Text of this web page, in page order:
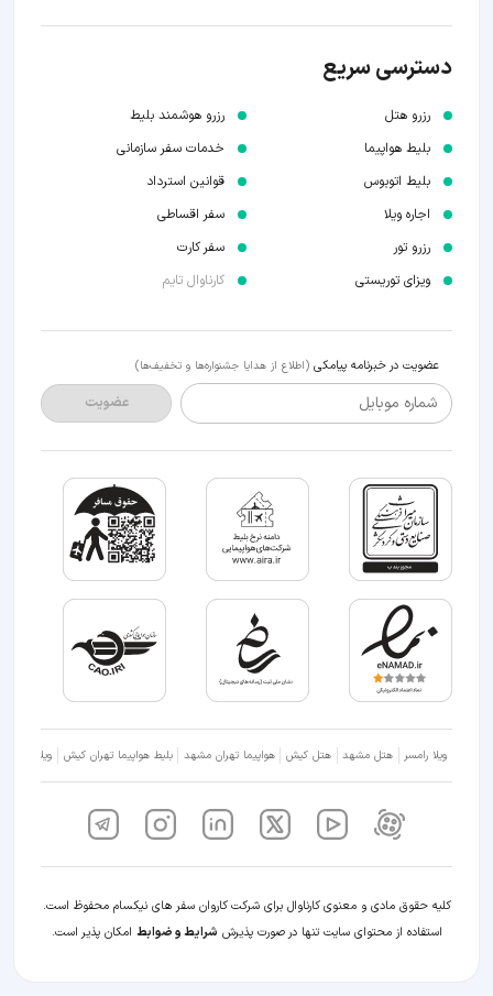
دسترسی سریع
رزرو هتل
بلیط هواپیما
بلیط اتوبوس
اجاره ویلا
رزرو تور
ویزای توریستی
رزرو هوشمند بلیط
خدمات سفر سازمانی
قوانین استرداد
سفر اقساطی
سفر کارت
کارناوال تایم
عضویت در خبرنامه پیامکی (اطلاع از هدایا جشنواره‌ها و تخفیف‌ها)
شماره موبایل عضویت
ویلا رامسر هتل مشهد هتل کیش هواپیما تهران مشهد بلیط هواپیما تهران کیش ویلا شمال
کلیه حقوق مادی و معنوی کارناوال برای شرکت کاروان سفر های نیکسام محفوظ است.
استفاده از محتوای سایت تنها در صورت پذیرش شرایط و ضوابط امکان پذیر است.